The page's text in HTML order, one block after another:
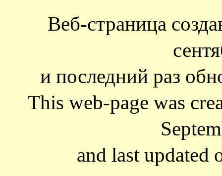
Веб-страница
и последний раз
This web-page was
and last updated